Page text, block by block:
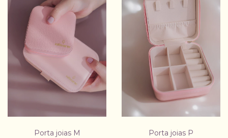
Porta joias M Porta joias P